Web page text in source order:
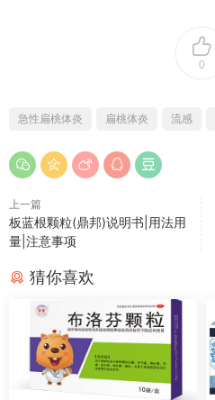
0
急性扁桃体炎 扁桃体炎 流感
上一篇
板蓝根颗粒(鼎邦)说明书|用法用
量|注意事项
猜你喜欢